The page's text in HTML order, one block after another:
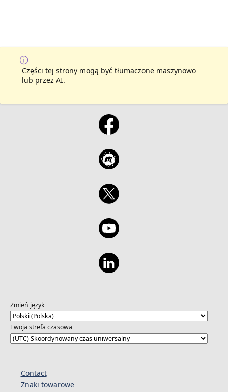
Części tej strony mogą być tłumaczone maszynowo
lub przez AI.
Zmień język
Twoja strefa czasowa
Contact
Znaki towarowe